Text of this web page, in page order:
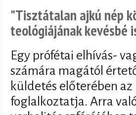
"Tisztátalan ajkú nép
teológiájának kevésbé
Egy prófétai elhívás-
számára magától
küldetés előterében
foglalkoztatja. Arra